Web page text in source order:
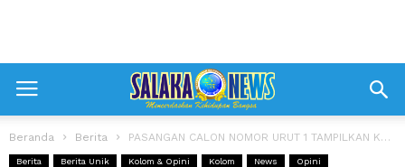
Beranda Berita PASANGAN CALON NOMOR URUT 1 TAMPILKAN KEPEMIMPINAN BERPRESTASI DAN KOLABORATIF DALAM PEMILIHAN...
Berita Berita Unik Kolom & Opini Kolom News
Opini